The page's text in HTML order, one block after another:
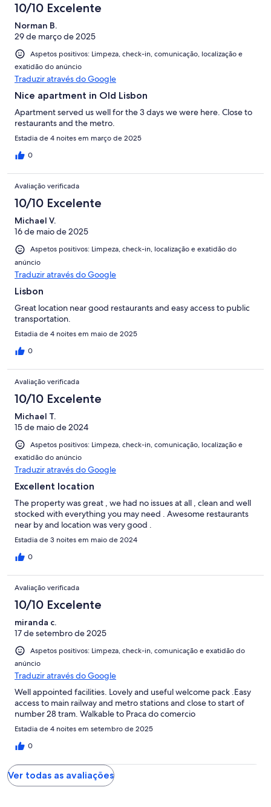
10/10 Excelente
Norman B.
29 de março de 2025
Aspetos positivos: Limpeza, check-in, comunicação, localização e
exatidão do anúncio
Traduzir através do Google
Nice apartment in Old Lisbon
Apartment served us well for the 3 days we were here. Close to
restaurants and the metro.
Estadia de 4 noites em março de 2025
0
Avaliação verificada
10/10 Excelente
Michael V.
16 de maio de 2025
Aspetos positivos: Limpeza, check-in, localização e exatidão do
anúncio
Traduzir através do Google
Lisbon
Great location near good restaurants and easy access to public
transportation.
Estadia de 4 noites em maio de 2025
0
Avaliação verificada
10/10 Excelente
Michael T.
15 de maio de 2024
Aspetos positivos: Limpeza, check-in, comunicação, localização e
exatidão do anúncio
Traduzir através do Google
Excellent location
The property was great , we had no issues at all , clean and well
stocked with everything you may need . Awesome restaurants
near by and location was very good .
Estadia de 3 noites em maio de 2024
0
Avaliação verificada
10/10 Excelente
miranda c.
17 de setembro de 2025
Aspetos positivos: Limpeza, check-in, comunicação e exatidão do
anúncio
Traduzir através do Google
Well appointed facilities. Lovely and useful welcome pack .Easy
access to main railway and metro stations and close to start of
number 28 tram. Walkable to Praca do comercio
Estadia de 4 noites em setembro de 2025
0
Ver todas as avaliações